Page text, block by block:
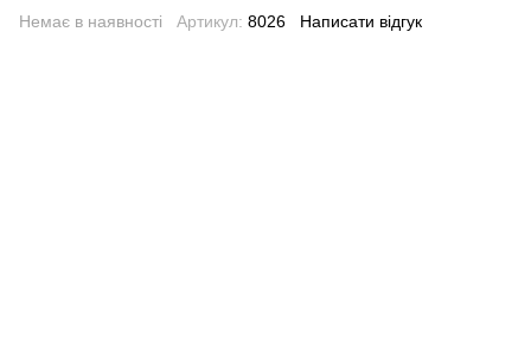
Немає в наявності Артикул: 8026 Написати відгук